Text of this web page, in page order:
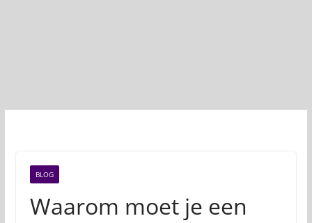
BLOG
Waarom moet je een